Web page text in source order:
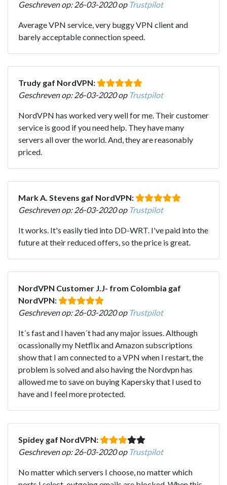
Geschreven op: 26-03-2020 op Trustpilot
Average VPN service, very buggy VPN client and
barely acceptable connection speed.
Trudy gaf NordVPN:
Geschreven op: 26-03-2020 op Trustpilot
NordVPN has worked very well for me. Their customer
service is good if you need help. They have many
servers all over the world. And, they are reasonably
priced.
Mark A. Stevens gaf NordVPN:
Geschreven op: 26-03-2020 op Trustpilot
It works. It's easily tied into DD-WRT. I've paid into the
future at their reduced offers, so the price is great.
NordVPN Customer J.J- from Colombia gaf
NordVPN:
Geschreven op: 26-03-2020 op Trustpilot
It´s fast and I haven´t had any major issues. Although
ocassionally my Netflix and Amazon subscriptions
show that I am connected to a VPN when I restart, the
problem is solved and also having the Nordvpn has
allowed me to save on buying Kapersky that I used to
have and I feel more protected.
Spidey gaf NordVPN:
Geschreven op: 26-03-2020 op Trustpilot
No matter which servers I choose, no matter which